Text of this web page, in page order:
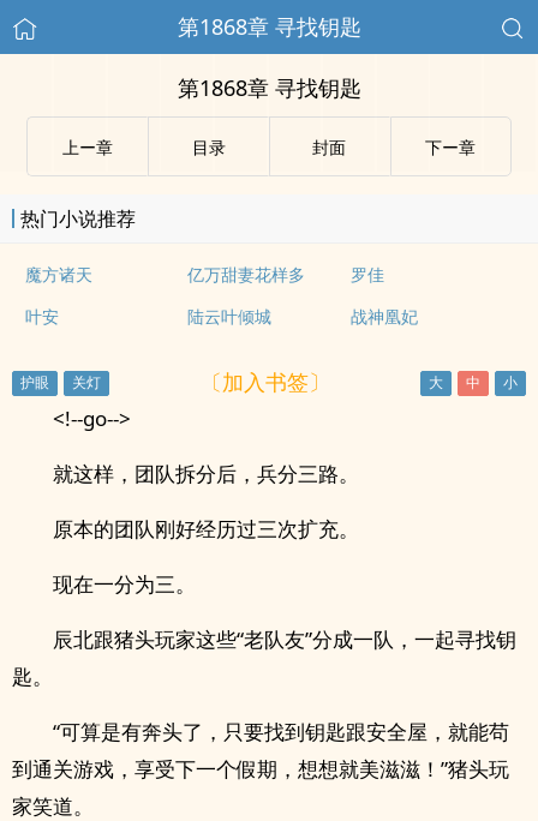
第1868章 寻找钥匙
第1868章 寻找钥匙
上ー章 目录 封面 下ー章
热门小说推荐
魔方诸天 亿万甜妻花样多
罗佳
叶安
陆云叶倾城 战神凰妃
〔加入书签〕
<!--go-->
就这样，团队拆分后，兵分三路。
原本的团队刚好经历过三次扩充。
现在一分为三。
辰北跟猪头玩家这些“老队友”分成一队，一起寻找钥
匙。
“可算是有奔头了，只要找到钥匙跟安全屋，就能苟
到通关游戏，享受下一个假期，想想就美滋滋！”猪头玩
家笑道。